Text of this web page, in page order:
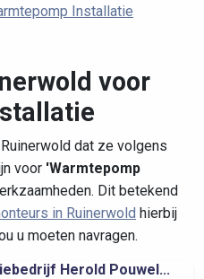
Installatie
voor
dat ze volgens
voor 'Warmtepomp
Dit betekend
in Ruinerwold hierbij
u moeten navragen.
Herold Pouwel...